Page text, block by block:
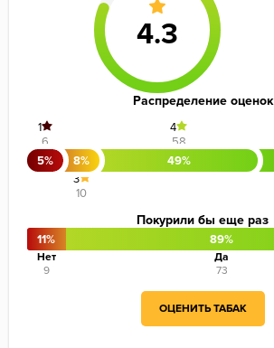
Распределение оценок
5%
1
6
8%
3
10
49%
4
58
Покурили бы еще раз
11%
Нет
9
89%
Да
73
ОЦЕНИТЬ ТАБАК